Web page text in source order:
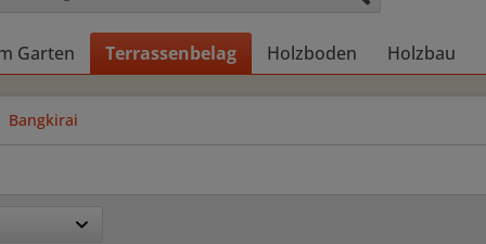
Garten Terrassenbelag Holzboden Holzbau
Bangkirai